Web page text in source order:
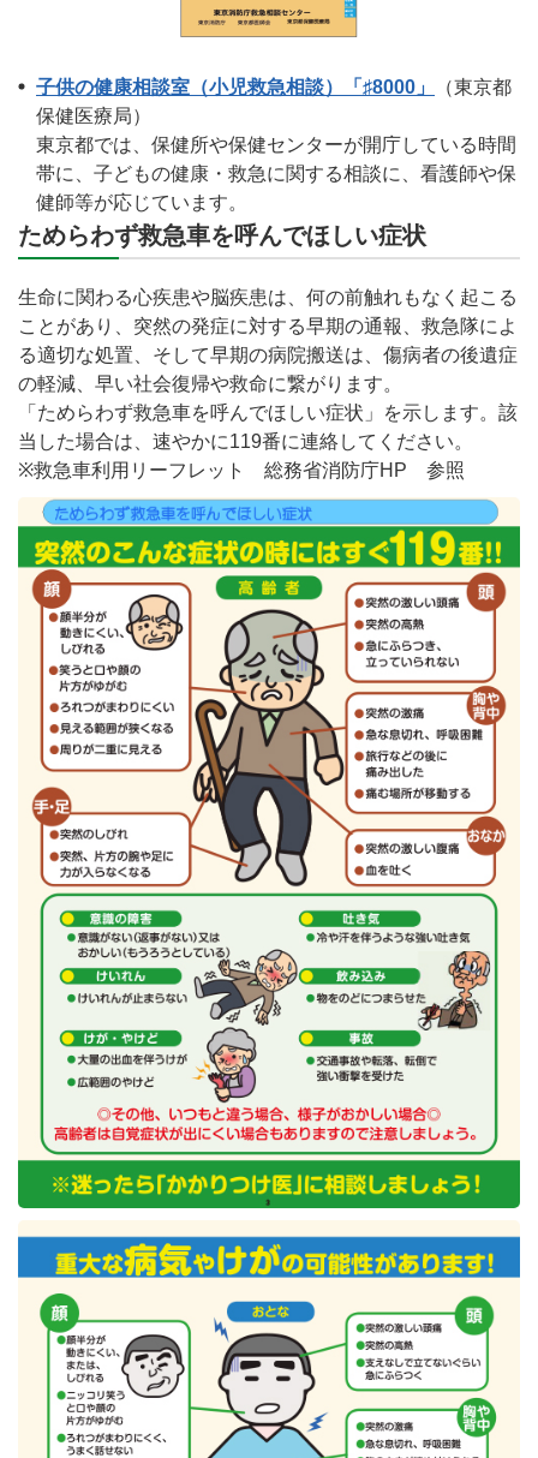
子供の健康相談室（小児救急相談）「♯8000」
（東京都
保健医療局）
東京都では、保健所や保健センターが開庁している時間
帯に、子どもの健康・救急に関する相談に、看護師や保
健師等が応じています。
ためらわず救急車を呼んでほしい症状
生命に関わる心疾患や脳疾患は、何の前触れもなく起こる
ことがあり、突然の発症に対する早期の通報、救急隊によ
る適切な処置、そして早期の病院搬送は、傷病者の後遺症
の軽減、早い社会復帰や救命に繋がります。
「ためらわず救急車を呼んでほしい症状」を示します。該
当した場合は、速やかに119番に連絡してください。
※救急車利用リーフレット 総務省消防庁HP 参照